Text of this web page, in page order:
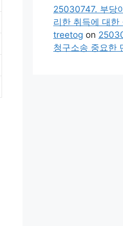
25030747. 부당
리한 취득에 대
treetog on
청구소송 중요한